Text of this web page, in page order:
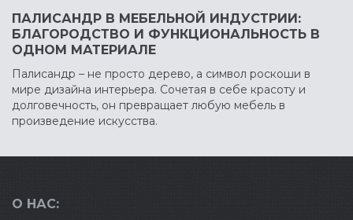
ПАЛИСАНДР В МЕБЕЛЬНОЙ ИНДУСТРИИ:
БЛАГОРОДСТВО И ФУНКЦИОНАЛЬНОСТЬ В
ОДНОМ МАТЕРИАЛЕ
Палисандр – не просто дерево, а символ роскоши в
мире дизайна интерьера. Сочетая в себе красоту и
долговечность, он превращает любую мебель в
произведение искусства.
О НАС: